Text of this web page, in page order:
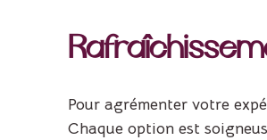
Pour agrémenter votre
Chaque option est